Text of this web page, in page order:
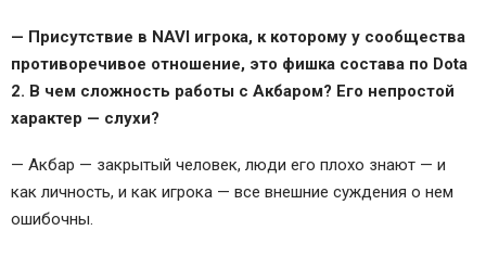
— Присутствие в NAVI игрока, к которому у сообщества
противоречивое отношение, это фишка состава по Dota
2. В чем сложность работы с Акбаром? Его непростой
характер — слухи?
— Акбар — закрытый человек, люди его плохо знают — и
как личность, и как игрока — все внешние суждения о нем
ошибочны.